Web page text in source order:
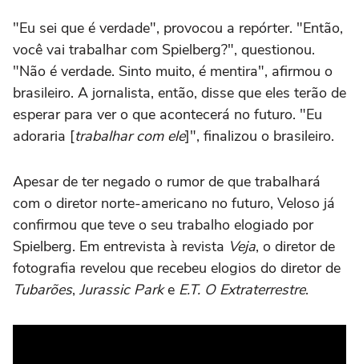
"Eu sei que é verdade", provocou a repórter. "Então,
você vai trabalhar com Spielberg?", questionou.
"Não é verdade. Sinto muito, é mentira", afirmou o
brasileiro. A jornalista, então, disse que eles terão de
esperar para ver o que acontecerá no futuro. "Eu
adoraria [trabalhar com ele]", finalizou o brasileiro.
Apesar de ter negado o rumor de que trabalhará
com o diretor norte-americano no futuro, Veloso já
confirmou que teve o seu trabalho elogiado por
Spielberg. Em entrevista à revista Veja, o diretor de
fotografia revelou que recebeu elogios do diretor de
Tubarões, Jurassic Parke E.T. O Extraterrestre.